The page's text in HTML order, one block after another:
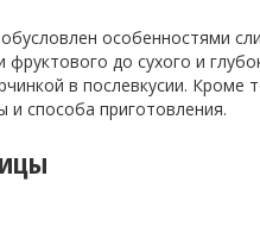
особенностями
до сухого и
в послевкусии. Кроме
и способа приготовления.